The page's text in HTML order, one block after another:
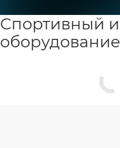
Спортивный
оборудование